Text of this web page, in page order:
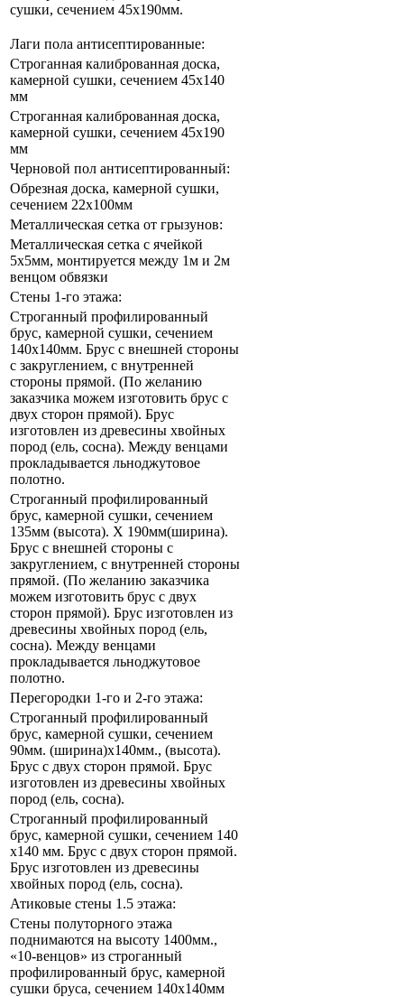
сушки, сечением 45х190мм.
Лаги пола антисептированные:
Строганная калиброванная доска,
камерной сушки, сечением 45х140
мм
Строганная калиброванная доска,
камерной сушки, сечением 45х190
мм
Черновой пол антисептированный:
Обрезная доска, камерной сушки,
сечением 22х100мм
Металлическая сетка от грызунов:
Металлическая сетка с ячейкой
5х5мм, монтируется между 1м и 2м
венцом обвязки
Стены 1-го этажа:
Строганный профилированный
брус, камерной сушки, сечением
140х140мм. Брус с внешней стороны
с закруглением, с внутренней
стороны прямой. (По желанию
заказчика можем изготовить брус с
двух сторон прямой). Брус
изготовлен из древесины хвойных
пород (ель, сосна). Между венцами
прокладывается льноджутовое
полотно.
Строганный профилированный
брус, камерной сушки, сечением
135мм (высота). Х 190мм(ширина).
Брус с внешней стороны с
закруглением, с внутренней стороны
прямой. (По желанию заказчика
можем изготовить брус с двух
сторон прямой). Брус изготовлен из
древесины хвойных пород (ель,
сосна). Между венцами
прокладывается льноджутовое
полотно.
Перегородки 1-го и 2-го этажа:
Строганный профилированный
брус, камерной сушки, сечением
90мм. (ширина)x140мм., (высота).
Брус с двух сторон прямой. Брус
изготовлен из древесины хвойных
пород (ель, сосна).
Строганный профилированный
брус, камерной сушки, сечением 140
x140 мм. Брус с двух сторон прямой.
Брус изготовлен из древесины
хвойных пород (ель, сосна).
Атиковые стены 1.5 этажа:
Стены полуторного этажа
поднимаются на высоту 1400мм.,
«10-венцов» из строганный
профилированный брус, камерной
сушки бруса, сечением 140х140мм